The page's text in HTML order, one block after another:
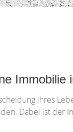
Immobilie
ihres
Dabei ist der